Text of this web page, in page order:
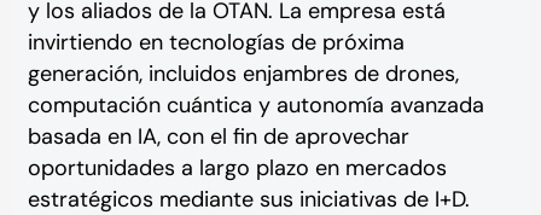
y los aliados de la OTAN. La empresa está
invirtiendo en tecnologías de próxima
generación, incluidos enjambres de drones,
computación cuántica y autonomía avanzada
basada en IA, con el fin de aprovechar
oportunidades a largo plazo en mercados
estratégicos mediante sus iniciativas de I+D.